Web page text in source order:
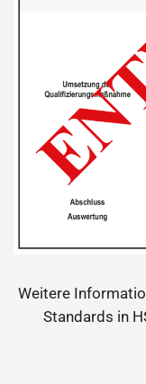
Weitere
Standards in